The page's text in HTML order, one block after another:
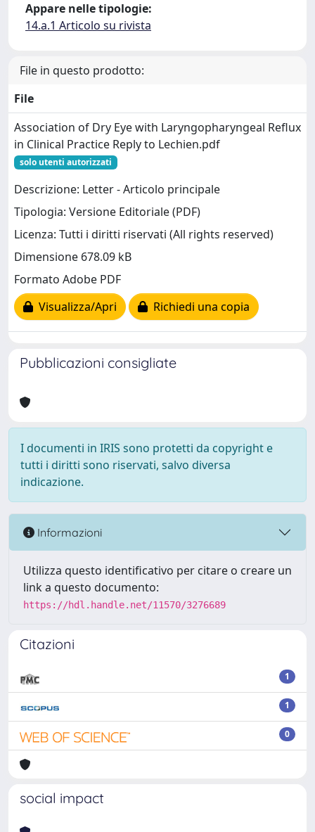
Appare nelle tipologie:
14.a.1 Articolo su rivista
File in questo prodotto:
File
Association of Dry Eye with Laryngopharyngeal Reflux
in Clinical Practice Reply to Lechien.pdf
solo utenti autorizzati
Descrizione: Letter - Articolo principale
Tipologia: Versione Editoriale (PDF)
Licenza: Tutti i diritti riservati (All rights reserved)
Dimensione 678.09 kB
Formato Adobe PDF
Visualizza/Apri
Richiedi una copia
Pubblicazioni consigliate
I documenti in IRIS sono protetti da copyright e
tutti i diritti sono riservati, salvo diversa
indicazione.
Informazioni
Utilizza questo identificativo per citare o creare un
link a questo documento:
https://hdl.handle.net/11570/3276689
Citazioni
1
1
0
social impact